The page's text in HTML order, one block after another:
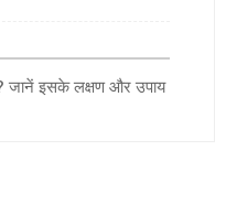
जानें इसके लक्षण और उपाय